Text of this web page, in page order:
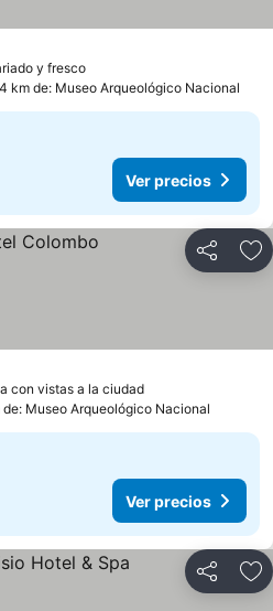
y frescoVer precios
km de: Museo Arqueológico Nacional
Ver precios
Compartir
con vistas a la ciudadVer precios
de: Museo Arqueológico Nacional
Ver precios
Compartir